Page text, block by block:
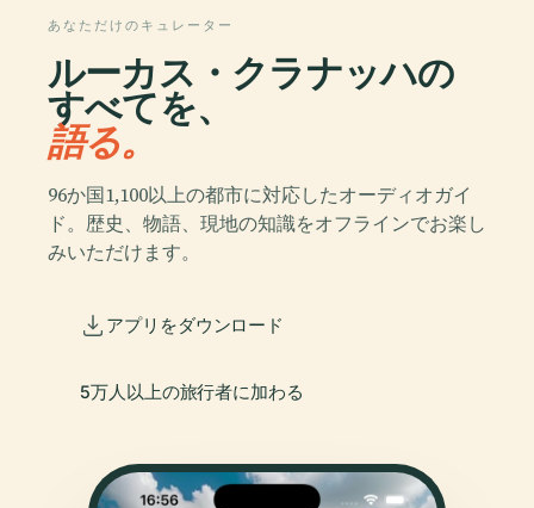
あなただけのキュレーター
ルーカス・クラナッハの
すべてを、
語る。
96か国1,100以上の都市に対応したオーディオガイ
ド。歴史、物語、現地の知識をオフラインでお楽し
みいただけます。
アプリをダウンロード
5万人以上の旅行者に加わる